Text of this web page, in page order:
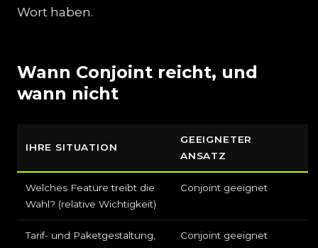
Wort haben.
Wann Conjoint reicht, und
wann nicht
IHRE SITUATION
GEEIGNETER
ANSATZ
Welches Feature treibt die
Wahl? (relative Wichtigkeit)
Conjoint geeignet
Tarif- und Paketgestaltung,
Conjoint geeignet